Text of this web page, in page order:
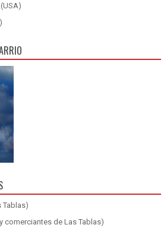
Tablas)
comerciantes de Las Tablas)